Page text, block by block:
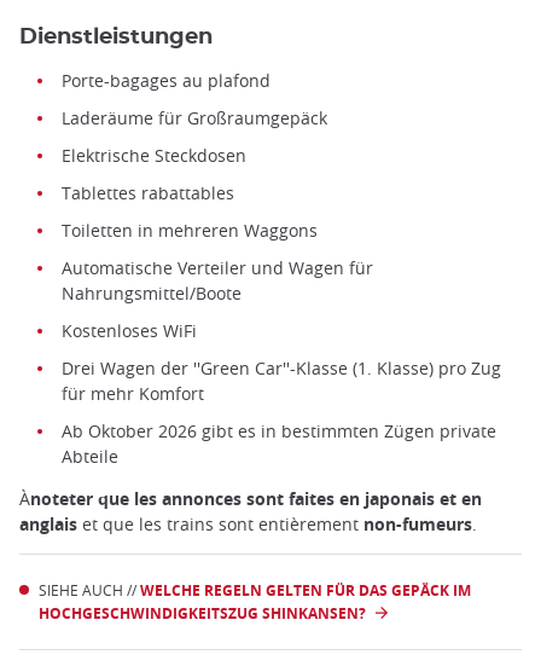
Dienstleistungen
Porte-bagages au plafond
Laderäume für Großraumgepäck
Elektrische Steckdosen
Tablettes rabattables
Toiletten in mehreren Waggons
Automatische Verteiler und Wagen für
Nahrungsmittel/Boote
Kostenloses WiFi
Drei Wagen der ''Green Car''-Klasse (1. Klasse) pro Zug
für mehr Komfort
Ab Oktober 2026 gibt es in bestimmten Zügen private
Abteile
Ànoteter que les annonces sont faites en japonais et en
anglais et que les trains sont entièrement non-fumeurs
SIEHE AUCH //WELCHE REGELN GELTEN FÜR DAS GEPÄCK IM
HOCHGESCHWINDIGKEITSZUG SHINKANSEN?